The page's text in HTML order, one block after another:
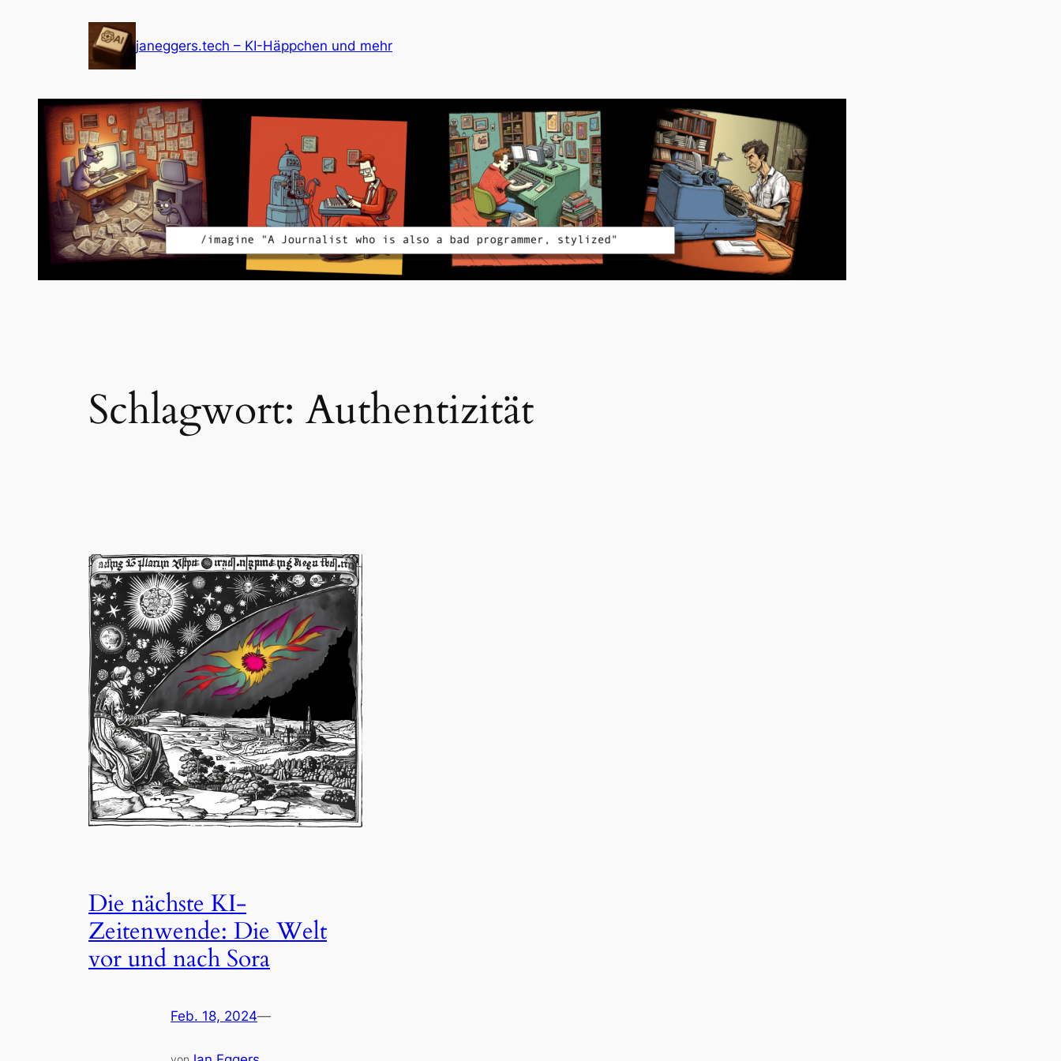
janeggers.tech – KI-Häppchen und mehr
Schlagwort: Authentizität
Die nächste KI-
Zeitenwende: Die Welt
vor und nach Sora
Feb. 18, 2024—